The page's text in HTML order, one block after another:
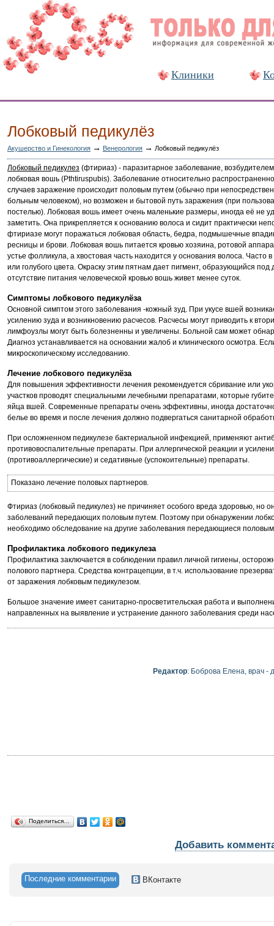
Клиники
Лобковый педикулёз
Акушерство и Гинекология → Венерология → Лобковый педикулёз
Лобковый педикулез (фтириаз) - паразитарное заболевание, возбудителем
лобковая вошь (Pthtiruspubis). Заболевание относительно
случаев заражение происходит половым путем (обычно при
больным человеком), но возможен и бытовой путь заражения (при
постелью). Лобковая вошь имеет очень маленькие размеры, иногда её не
заметить. Она прикрепляется к основанию волоса и сидит практически
фтириазе могут поражаться лобковая область, бедра, подмышечные
ресницы и брови. Лобковая вошь питается кровью хозяина, ротовой
устье фолликула, а хвостовая часть находится у основания волоса. Часто
или голубого цвета. Окраску этим пятнам дает пигмент, образующийся
отсутствие питания человеческой кровью вошь живет менее суток.
Симптомы лобкового педикулёза
Основной симптом этого заболевания -кожный зуд. При укусе вшей
усилению зуда и возникновению расчесов. Расчесы могут приводить к
лимфоузлы могут быть болезненны и увеличены. Больной сам может
Диагноз устанавливается на основании жалоб и клинического осмотра.
микроскопическому исследованию.
Лечение лобкового педикулёза
Для повышения эффективности лечения рекомендуется сбривание или
участков проводят специальными лечебными препаратами, которые
яйца вшей. Современные препараты очень эффективны, иногда
белье во время и после лечения должно подвергаться санитарной
При осложненном педикулезе бактериальной инфекцией, применяют
противовоспалительные препараты. При аллергической реакции и
(противоаллергические) и седативные (успокоительные) препараты.
Показано лечение половых партнеров.
Фтириаз (лобковый педикулез) не причиняет особого вреда здоровью, но
заболеваний передающих половым путем. Поэтому при обнаружении
необходимо обследование на другие заболевания передающиеся
Профилактика лобкового педикулеза
Профилактика заключается в соблюдении правил личной гигиены,
полового партнера. Средства контрацепции, в т.ч. использование
от заражения лобковым педикулезом.
Большое значение имеет санитарно-просветительская работа и
направленных на выявление и устранение данного заболевания среди
Редактор: Боброва Елена, врач -
Поделиться…
Добавить
Последние комментарии ВКонтакте